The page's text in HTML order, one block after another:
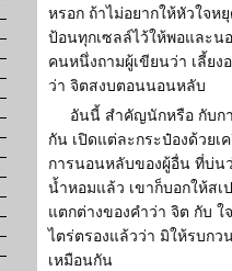
หรอก ถ้าไม่อยากให้หัวใจห
ป้อนทุกเซลล์ไว้ให้พอและน
คนหนึ่งถามผู้เขียนว่า เลี้ยง
ว่า จิตสงบตอนนอนหลับ
อันนี้ สำคัญนักหรือ กับก
กัน เปิดแต่ละกระป๋องด้วยเ
การนอนหลับของผู้อื่น ที่บ่น
น้ำหอมแล้ว เขาก็บอกให้ส
แตกต่างของคำว่า จิต กับ ใ
ไตร่ตรองแล้วว่า มิให้รบก
เหมือนกัน